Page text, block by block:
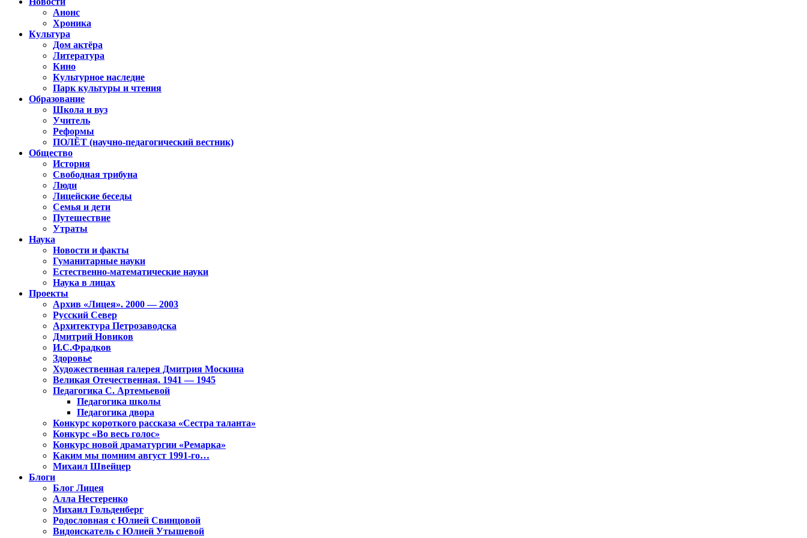
Анонс
Хроника
Культура
Дом актёра
Литература
Кино
Культурное наследие
Парк культуры и чтения
Образование
Школа и вуз
Учитель
Реформы
ПОЛЁТ (научно-педагогический вестник)
Общество
История
Свободная трибуна
Люди
Лицейские беседы
Семья и дети
Путешествие
Утраты
Наука
Новости и факты
Гуманитарные науки
Естественно-математические науки
Наука в лицах
Проекты
Архив «Лицея». 2000 — 2003
Русский Север
Архитектура Петрозаводска
Дмитрий Новиков
И.С.Фрадков
Здоровье
Художественная галерея Дмитрия Москина
Великая Отечественная. 1941 — 1945
Педагогика С. Артемьевой
Педагогика школы
Педагогика двора
Конкурс короткого рассказа «Сестра таланта»
Конкурс «Во весь голос»
Конкурс новой драматургии «Ремарка»
Каким мы помним август 1991-го…
Михаил Швейцер
Блоги
Блог Лицея
Алла Нестеренко
Михаил Гольденберг
Родословная с Юлией Свинцовой
Видоискатель с Юлией Утышевой